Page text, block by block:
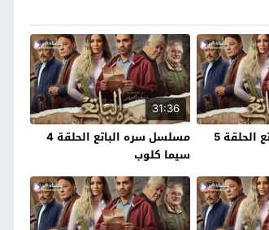
مسلسل سره الباتع الحلقة 5
31:36
مسلسل سره الباتع الحلقة 4
سيما كلوب